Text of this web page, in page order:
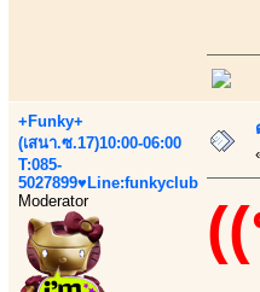
+Funky+
(เสนา.ซ.17)10:00-06:00
T:085-
5027899♥Line:funkyclub
Moderator